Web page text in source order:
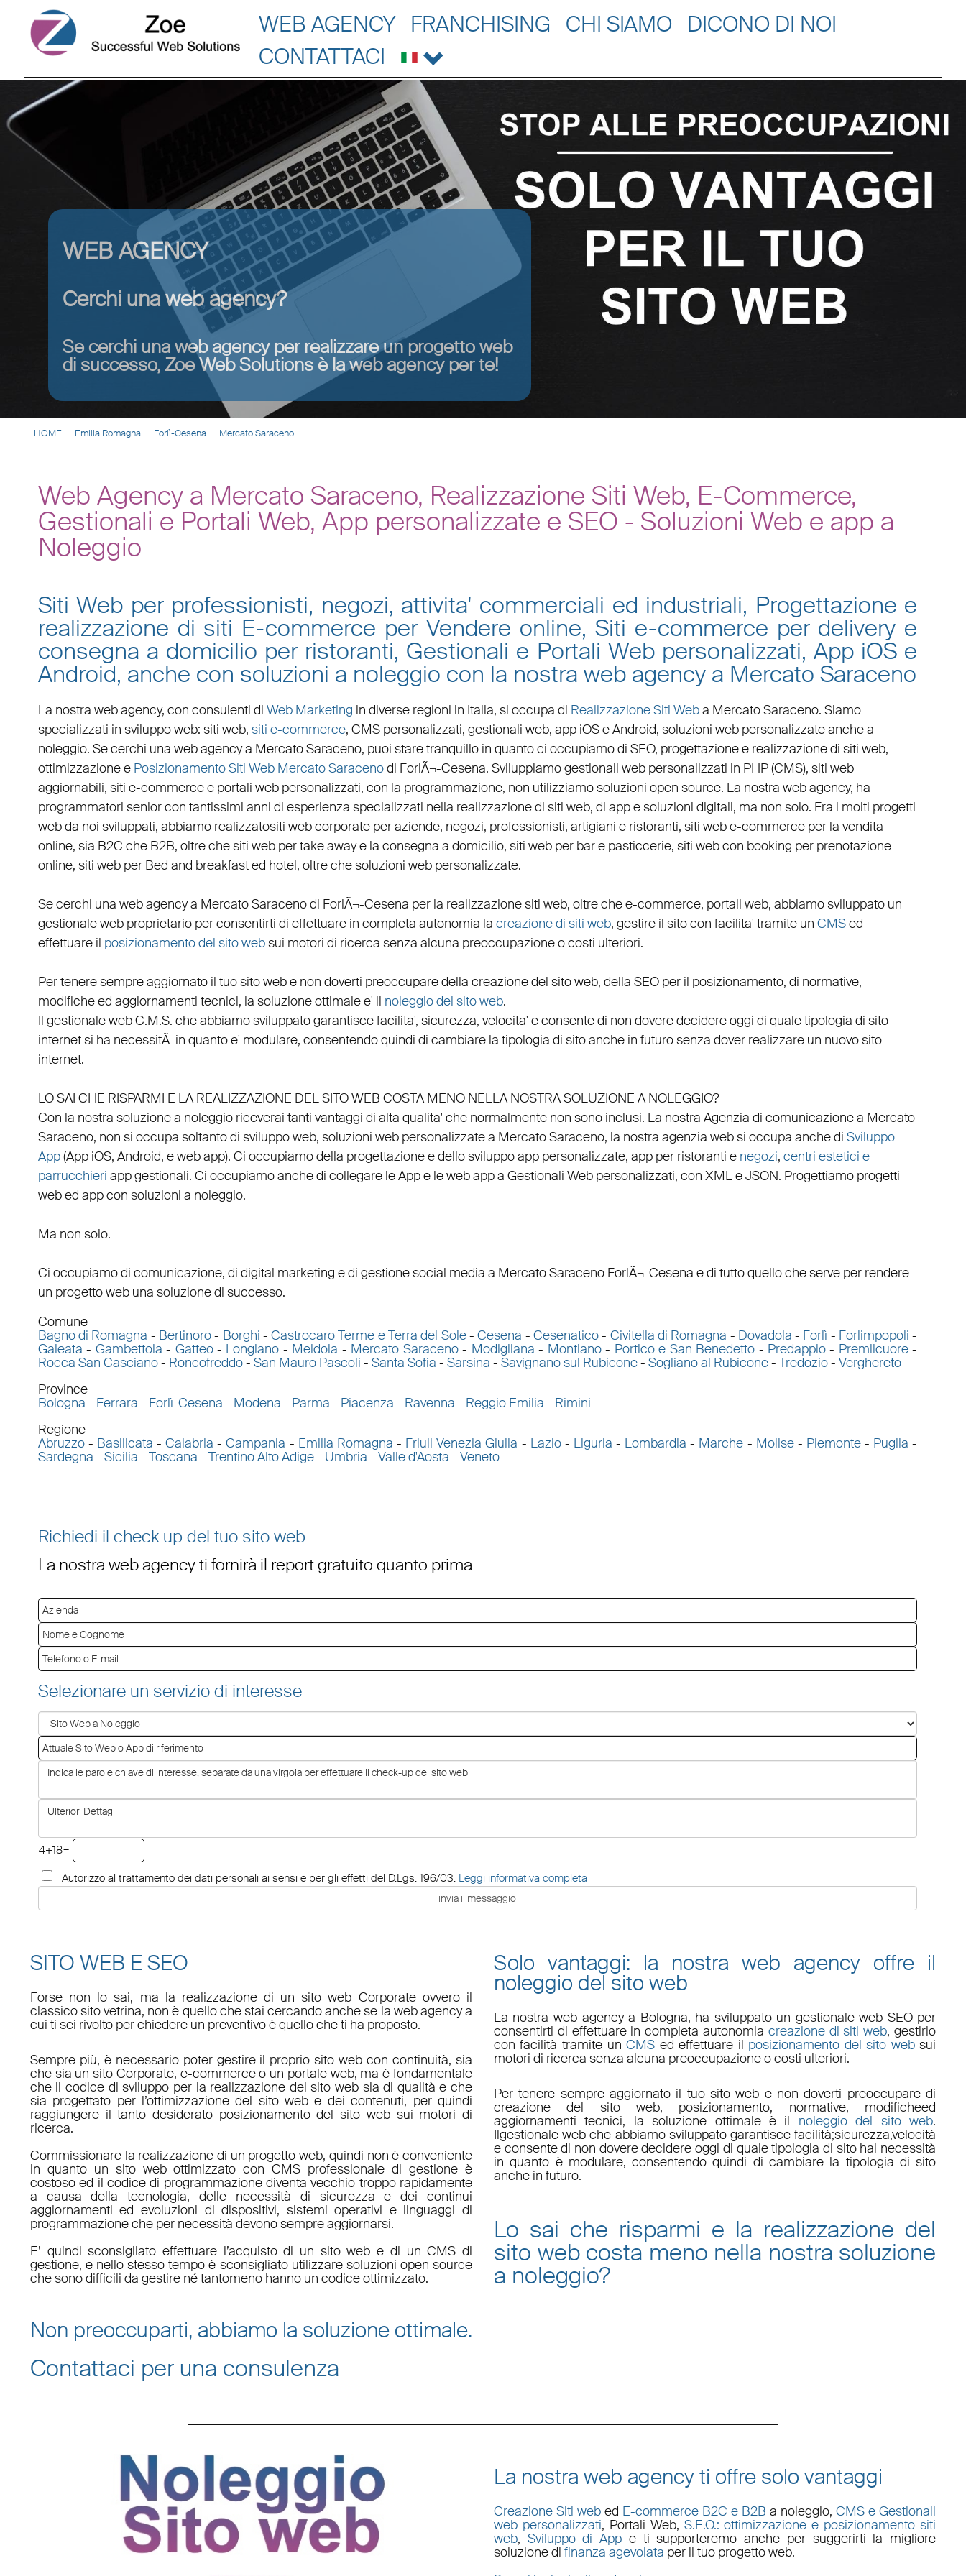
WEB AGENCY FRANCHISING CHI SIAMO
DICONO DI NOI
CONTATTACI
WEB AGENCY
Cerchi una web agency?
Se cerchi una web agency per realizzare un progetto web
di successo, Zoe Web Solutions è la web agency per te!
HOME Emilia Romagna Forlì-Cesena Mercato Saraceno
Web Agency a Mercato Saraceno, Realizzazione Siti Web, E-Commerce,
Gestionali e Portali Web, App personalizzate e SEO - Soluzioni Web e app a
Noleggio
Siti Web per professionisti, negozi, attivita' commerciali ed industriali, Progettazione e
realizzazione di siti E-commerce per Vendere online, Siti e-commerce per delivery e
consegna a domicilio per ristoranti, Gestionali e Portali Web personalizzati, App iOS e
Android, anche con soluzioni a noleggio con la nostra web agency a Mercato Saraceno
La nostra web agency, con consulenti di Web Marketing in diverse regioni in Italia, si occupa di Realizzazione Siti Weba Mercato Saraceno. Siamo
specializzati in sviluppo web: siti web, siti e-commerce, CMS personalizzati, gestionali web, app iOS e Android, soluzioni web personalizzateanche a
noleggio. Se cerchi una web agency a Mercato Saraceno, puoi stare tranquillo in quanto ci occupiamo di SEO, progettazione e realizzazione di siti web,
ottimizzazionee Posizionamento Siti Web Mercato Saracenodi ForlÃ¬-Cesena. Sviluppiamogestionali web personalizzati in PHP(CMS), siti web
aggiornabili, siti e-commercee portali web personalizzati, con la programmazione, non utilizziamo soluzioni open source. La nostra web agency, ha
programmatori senior con tantissimi anni di esperienza specializzati nella realizzazione di siti web, di app e soluzioni digitali, ma non solo. Fra i molti progetti
web da noi sviluppati, abbiamo realizzatositi web corporateperaziende, negozi, professionisti, artigiani e ristoranti, siti web e-commerceper la vendita
online, sia B2C che B2B, oltre chesiti web per take awaye la consegna a domicilio, siti web per bare pasticcerie, siti web con booking per prenotazione
online, siti web per Bed and breakfast ed hotel, oltre chesoluzioni web personalizzate.
Se cerchi una web agency a Mercato Saracenodi ForlÃ¬-Cesena per la realizzazione siti web, oltre chee-commerce, portali web, abbiamo sviluppato un
gestionale webproprietario per consentirti di effettuare in completa autonomia la creazione di siti web, gestire il sito con facilita' tramite un CMSed
effettuare il posizionamento del sito websui motori di ricerca senza alcuna preoccupazione o costi ulteriori.
Per tenere sempre aggiornato il tuo sito web e non doverti preoccupare della creazione del sito web, della SEOper il posizionamento, di normative,
modifiche ed aggiornamenti tecnici, la soluzione ottimale e' il noleggio del sito web.
Il gestionale web C.M.S. che abbiamo sviluppato garantiscefacilita', sicurezza, velocita' e consente di non dovere decidere oggi di quale tipologia di sito
internet si ha necessitÃ in quanto e' modulare, consentendo quindi di cambiare la tipologia di sito anche in futuro senza dover realizzare un nuovo sito
internet.
LO SAI CHE RISPARMI E LA REALIZZAZIONE DEL SITO WEB COSTA MENO NELLA NOSTRA SOLUZIONE A NOLEGGIO?
Con la nostra soluzione a noleggio riceverai tanti vantaggi di alta qualita' che normalmente non sono inclusi. La nostra Agenzia di comunicazione a Mercato
Saraceno, non si occupa soltanto di sviluppo web, soluzioni web personalizzate a Mercato Saraceno, la nostra agenzia websi occupa anche di Sviluppo
App(App iOS, Android, eweb app). Ci occupiamo della progettazionee dellosviluppo app personalizzate, app per ristoranti e negozi, centri estetici e
parrucchieri app gestionali. Ci occupiamo anche di collegareleAppe leweb appa Gestionali Web personalizzati, con XMLeJSON. Progettiamo progetti
webed appcon soluzioni a noleggio.
Ma non solo.
Ci occupiamo di comunicazione, di digital marketing e di gestione social media a Mercato SaracenoForlÃ¬-Cesena e di tutto quello che serve per rendere
un progetto web una soluzione di successo.
Comune
Bagno di Romagna - Bertinoro- Borghi -Castrocaro Terme e Terra del Sole-Cesena - Cesenatico- Civitella di Romagna - Dovadola - Forlì - Forlimpopoli -
Galeata - Gambettola - Gatteo- Longiano - Meldola - Mercato Saraceno- Modigliana - Montiano- Portico e San Benedetto - Predappio- Premilcuore-
Rocca San Casciano- Roncofreddo- San Mauro Pascoli - Santa Sofia - Sarsina - Savignano sul Rubicone- Sogliano al Rubicone- Tredozio- Verghereto
Province
Bologna - Ferrara - Forlì-Cesena - Modena - Parma - Piacenza - Ravenna - Reggio Emilia - Rimini
Regione
Abruzzo- Basilicata -Calabria -Campania - Emilia Romagna - Friuli Venezia Giulia - Lazio- Liguria - Lombardia - Marche - Molise- Piemonte - Puglia -
Sardegna - Sicilia - Toscana - Trentino Alto Adige- Umbria - Valle d'Aosta - Veneto
Richiedi il check up del tuo sito web
La nostra web agency ti fornirà il report gratuito quanto prima
Selezionare un servizio di interesse
4+18=
Autorizzo al trattamento dei dati personali ai sensi e per gli effetti del D.Lgs. 196/03. Leggi informativa completa
SITO WEB E SEO
Forse non lo sai, ma la realizzazione di un sito web Corporate ovvero il
classico sito vetrina, non è quello che stai cercando anche se la web agency a
cui ti sei rivolto per chiedere un preventivo è quello che ti ha proposto.
Sempre più, è necessario poter gestire il proprio sito web con continuità, sia
che sia un sito Corporate, e-commerce o un portale web, ma è fondamentale
che il codice di sviluppo per la realizzazione del sito web sia di qualità e che
sia progettato per l’ottimizzazione del sito web e dei contenuti, per quindi
raggiungere il tanto desiderato posizionamento del sito web sui motori di
ricerca.
Commissionare la realizzazione di un progetto web, quindi non è conveniente
in quanto un sito web ottimizzato con CMS professionale di gestione è
costoso ed il codice di programmazione diventa vecchio troppo rapidamente
a causa della tecnologia, delle necessità di sicurezza e dei continui
aggiornamenti ed evoluzioni di dispositivi, sistemi operativi e linguaggi di
programmazione che per necessità devono sempre aggiornarsi.
E’ quindi sconsigliato effettuare l’acquisto di un sito web e di un CMS di
gestione, e nello stesso tempo è sconsigliato utilizzare soluzioni open source
che sono difficili da gestire né tantomeno hanno un codice ottimizzato.
Non preoccuparti, abbiamo la soluzione ottimale.
Contattaci per una consulenza
Solo vantaggi: la nostra web agency offre il
noleggio del sito web
La nostraweb agency a Bologna, ha sviluppato un gestionale web SEOper
consentirti di effettuare in completa autonomia creazione di siti web, gestirlo
con facilità tramite unCMS ed effettuare il posizionamento del sito websui
motori di ricerca senza alcuna preoccupazione o costi ulteriori.
Per tenere sempre aggiornato il tuo sito web e non doverti preoccupare di
creazione del sito web, posizionamento, normative, modificheed
aggiornamenti tecnici, la soluzione ottimale è il noleggio del sito web.
Ilgestionale webche abbiamo sviluppato garantiscefacilità;sicurezza,velocità
e consente di non dovere decidere oggi di quale tipologia di sito hai necessità
in quanto è modulare, consentendo quindi di cambiare la tipologia di sito
anche in futuro.
Lo sai che risparmi e la realizzazione del
sito webcosta meno nella nostra soluzione
a noleggio?
La nostra web agency ti offre solo vantaggi
Creazione Siti web ed E-commerce B2C e B2B a noleggio,CMS e Gestionali
web personalizzati, Portali Web, S.E.O.: ottimizzazione e posizionamento siti
web, Sviluppo di App e ti supporteremo anche per suggerirti la migliore
soluzione di finanza agevolata per il tuo progetto web.